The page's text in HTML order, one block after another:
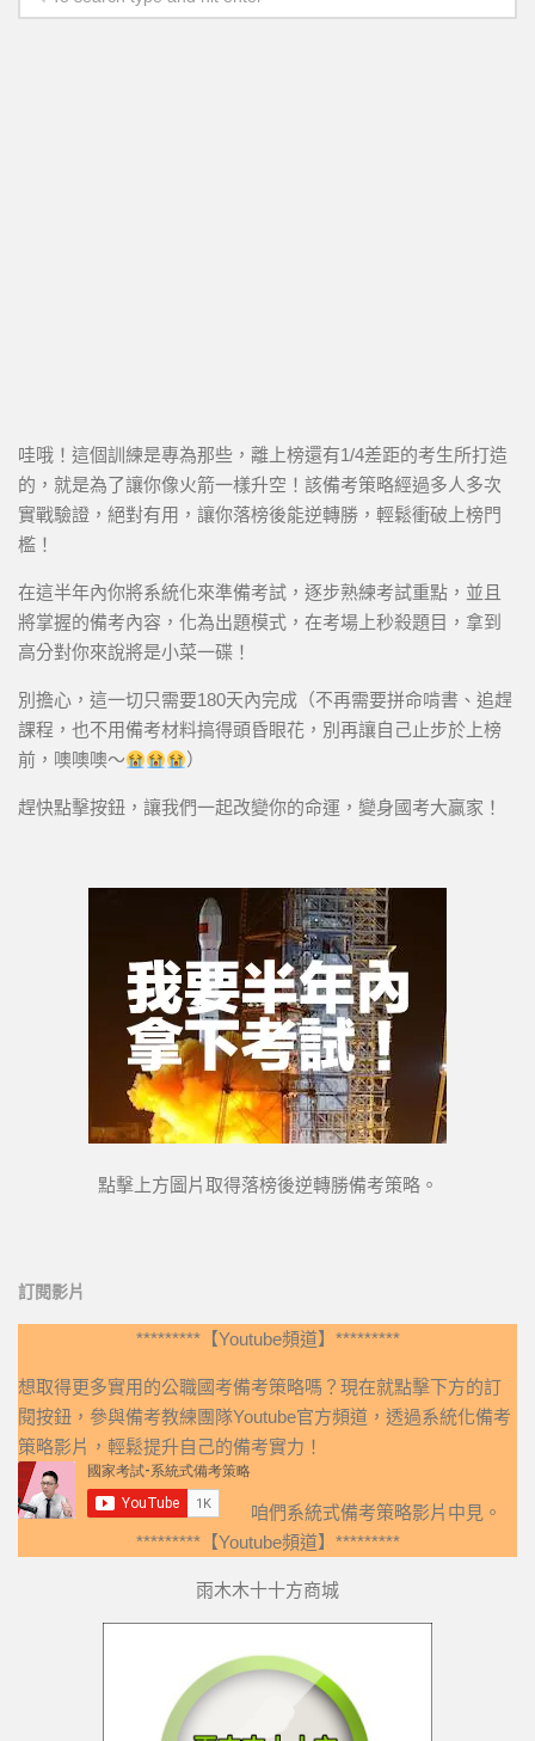
哇哦！這個訓練是專為那些，離上榜還有1/4差距的考生所打造
的，就是為了讓你像火箭一樣升空！該備考策略經過多人多次
實戰驗證，絕對有用，讓你落榜後能逆轉勝，輕鬆衝破上榜門
檻！
在這半年內你將系統化來準備考試，逐步熟練考試重點，並且
將掌握的備考內容，化為出題模式，在考場上秒殺題目，拿到
高分對你來說將是小菜一碟！
別擔心，這一切只需要180天內完成（不再需要拼命啃書、追趕
課程，也不用備考材料搞得頭昏眼花，別再讓自己止步於上榜
前，噢噢噢～
）
趕快點擊按鈕，讓我們一起改變你的命運，變身國考大贏家！
點擊上方圖片取得落榜後逆轉勝備考策略。
訂閱影片
*********【Youtube頻道】*********
想取得更多實用的公職國考備考策略嗎？現在就點擊下方的訂
閱按鈕，參與備考教練團隊Youtube官方頻道，透過系統化備考
策略影片，輕鬆提升自己的備考實力！
咱們系統式備考策略影片中見。
*********【Youtube頻道】*********
雨木木十十方商城